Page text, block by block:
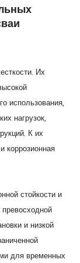
Их
использования,
нагрузок,
К их
коррозионная
стойкости и
и низкой
для временных